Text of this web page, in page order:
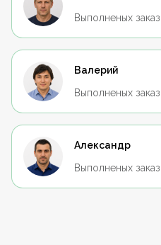
Выполненых
Валерий
Выполненых
Александр
Выполненых